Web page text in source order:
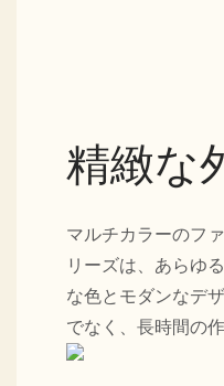
精緻な
マルチカラーのフ
リーズは、あらゆ
な色とモダンなデ
でなく、長時間の